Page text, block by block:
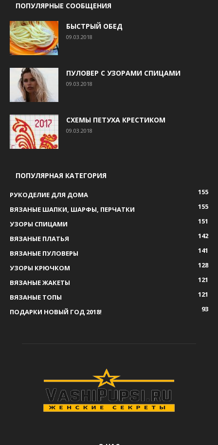
ПОПУЛЯРНЫЕ СООБЩЕНИЯ
БЫСТРЫЙ ОБЕД
09.03.2018
ПУЛОВЕР С УЗОРАМИ СПИЦАМИ
09.03.2018
СХЕМЫ ПЕТУХА КРЕСТИКОМ
09.03.2018
ПОПУЛЯРНАЯ КАТЕГОРИЯ
РУКОДЕЛИЕ ДЛЯ ДОМА
155
ВЯЗАНЫЕ ШАПКИ, ШАРФЫ, ПЕРЧАТКИ
155
УЗОРЫ СПИЦАМИ
151
ВЯЗАНЫЕ ПЛАТЬЯ
142
ВЯЗАНЫЕ ПУЛОВЕРЫ
141
УЗОРЫ КРЮЧКОМ
128
ВЯЗАНЫЕ ЖАКЕТЫ
121
ВЯЗАНЫЕ ТОПЫ
121
ПОДАРКИ НОВЫЙ ГОД 2018!
93